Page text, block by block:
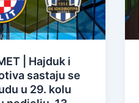
| Hajduk i
sastaju se
u 29. kolu